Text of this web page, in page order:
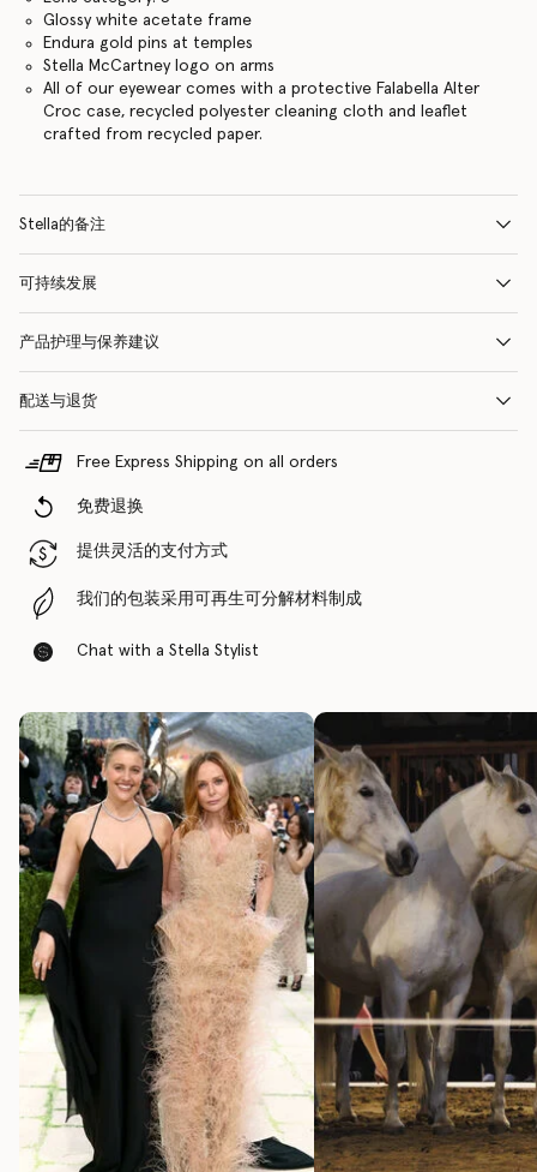
Glossy white acetate frame
Endura gold pins at temples
Stella McCartney logo on arms
All of our eyewear comes with a protective Falabella Alter
Croc case, recycled polyester cleaning cloth and leaflet
crafted from recycled paper.
Stella的备注
可持续发展
产品护理与保养建议
配送与退货
Free Express Shipping on all orders
免费退换
提供灵活的支付方式
我们的包装采用可再生可分解材料制成
Chat with a Stella Stylist